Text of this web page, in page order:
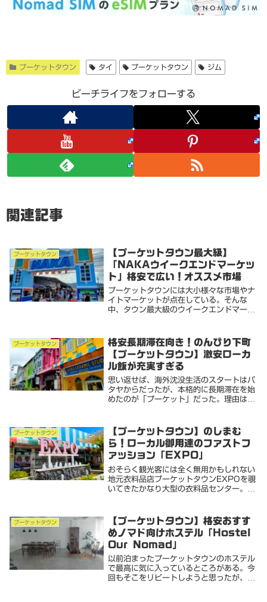
プーケットタウン タイ プーケットタウン ジム
ビーチライフをフォローする
関連記事
プーケットタウン
【プーケットタウン最大級】
「NAKAウイークエンドマーケッ
ト」格安で広い！オススメ市場
プーケットタウンには大小様々な市場やナ
イトマーケットが点在している。そんな
中、タウン最大級のウイークエンドマーケ
様々な屋台がずらりと並ぶ。思いの外楽し
める施設となって...
プーケットタウン
格安長期滞在向き！のんびり下町
【プーケットタウン】激安ローカ
ル飯が充実すぎる
思い返せば、海外沈没生活のスタートはパ
タヤからだったが、本格的に長期滞在を始
めたのが「プーケット」だった。理由はサ
はなかったんだけど、多分深層にこれがあ
ったんだと思...
プーケットタウン
【プーケットタウン】のしまむ
ら！ローカル御用達のファストフ
ァッション「EXPO」
おそらく観光客には全く無用かもしれない
地元衣料品店プーケットタウンEXPOを覗
いてきたかなり大型の衣料品センター。店
ンなどがずらりと並ぶ。コピー商品などは
ほとんどあ...
プーケットタウン
【プーケットタウン】格安おすす
めノマド向けホステル「Hostel
Our Nomad」
以前泊まったプーケットタウンのホステル
で最高に気に入っているところがある。今
回もそこをリピートしようと思ったが、あ